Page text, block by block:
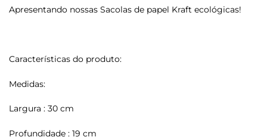
Apresentando nossas Sacolas de papel Kraft ecológicas!
Características do produto:
Medidas:
Largura : 30 cm
Profundidade : 19 cm